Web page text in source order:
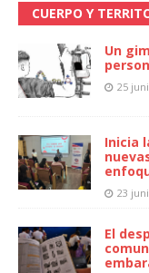
CUERPO Y
Un
25
Inicia
23
El